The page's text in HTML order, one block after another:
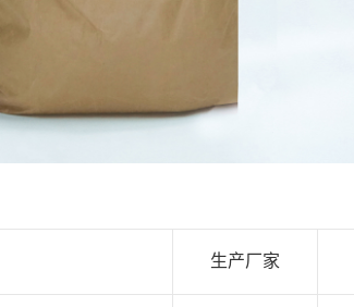
生产厂家